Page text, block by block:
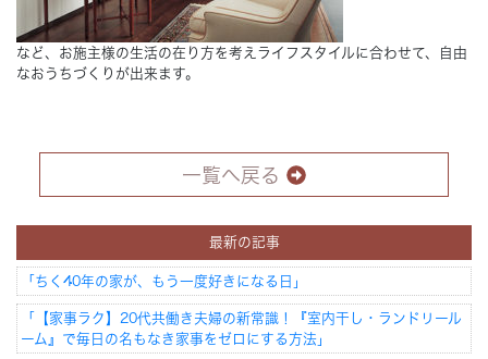
など、お施主様の生活の在り方を考えライフスタイルに合わせて、自由
なおうちづくりが出来ます。
一覧へ戻る
最新の記事
「ちく40年の家が、もう一度好きになる日」
「【家事ラク】20代共働き夫婦の新常識！『室内干し・ランドリール
ーム』で毎日の名もなき家事をゼロにする方法」